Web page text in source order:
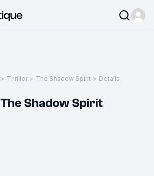
> Thriller > The Shadow Spirit > Details
The Shadow Spirit